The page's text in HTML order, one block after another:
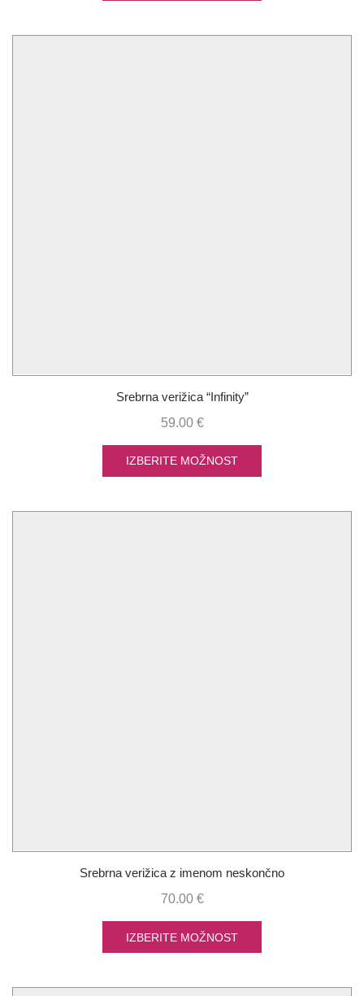
Srebrna verižica “Infinity”
59.00 €
IZBERITE MOŽNOST
Srebrna verižica z imenom neskončno
70.00 €
IZBERITE MOŽNOST